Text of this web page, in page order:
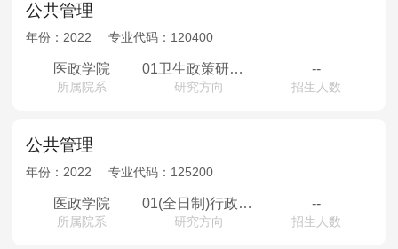
公共管理
年份： 2022 专业代码： 120400
医政学院
所属院系
01卫生政策研究04医院管理02卫生行政管理03医药经济与管理05健康保障制度06教育经济与管理
研究方向
--
招生人数
公共管理
年份： 2022 专业代码： 125200
医政学院
所属院系
01(全日制)行政管理02(全日制)医院管理03 (全日制)社会保障04 (全日制)公共政策研究05 (全日制)教育经济与管理
研究方向
--
招生人数